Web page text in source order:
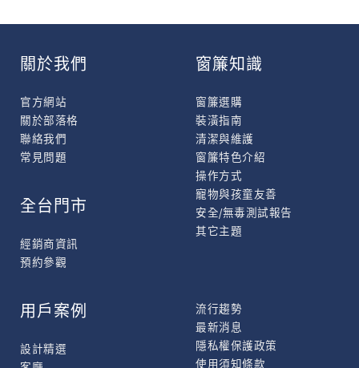
關於我們
官方網站
關於部落格
聯絡我們
常見問題
窗簾知識
窗簾選購
裝潢指南
清潔與維護
窗簾特色介紹
操作方式
寵物與孩童友善
安全/無毒測試報告
其它主題
全台門市
經銷商資訊
預約參觀
用戶案例
設計精選
流行趨勢
最新消息
隱私權保護政策
使用須知條款